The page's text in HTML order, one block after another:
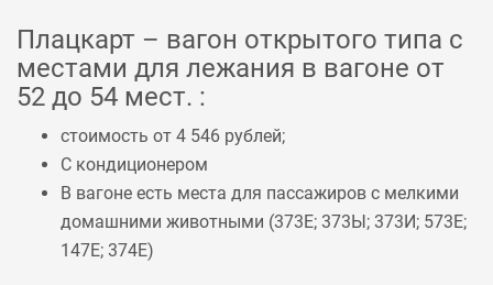
Плацкарт – вагон открытого типа с
местами для лежания в вагоне от
52 до 54 мест. :
стоимость от 4 546 рублей;
С кондиционером
В вагоне есть места для пассажиров с мелкими
домашними животными (373Е; 373Ы; 373И; 573Е;
147Е; 374Е)